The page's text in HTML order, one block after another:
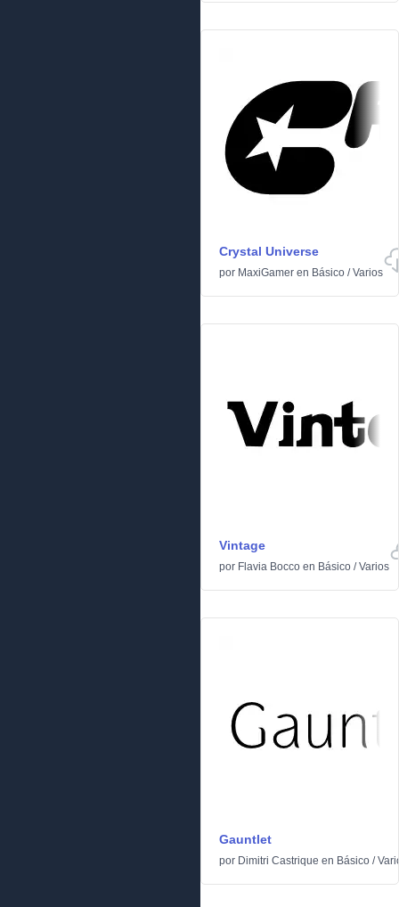
Crystal Universe
por MaxiGamer en Básico /Varios
Vintage
por Flavia Bocco en Básico /Varios
Gauntlet
por Dimitri Castrique en Básico /